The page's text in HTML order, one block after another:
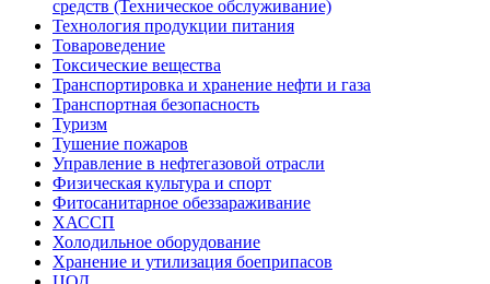
средств (Техническое обслуживание)
Технология продукции питания
Товароведение
Токсические вещества
Транспортировка и хранение нефти и газа
Транспортная безопасность
Туризм
Тушение пожаров
Управление в нефтегазовой отрасли
Физическая культура и спорт
Фитосанитарное обеззараживание
ХАССП
Холодильное оборудование
Хранение и утилизация боеприпасов